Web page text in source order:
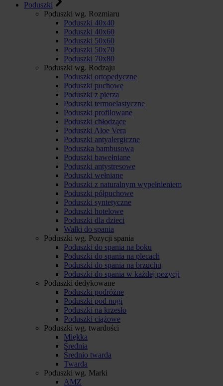
Poduszki
Poduszki wg. Rozmiaru
Poduszki 40x40
Poduszki 40x60
Poduszki 50x60
Poduszki 50x70
Poduszki 70x80
Poduszki wg. Rodzaju
Poduszki ortopedyczne
Poduszki puchowe
Poduszki z pierza
Poduszki termoelastyczne
Poduszki profilowane
Poduszki chłodzące
Poduszki Aloe Vera
Poduszki antyalergiczne
Poduszka bambusowa
Poduszki bawełniane
Poduszki antystresowe
Poduszki wełniane
Poduszki z naturalnym wypełnieniem
Poduszki półpuchowe
Poduszki syntetyczne
Poduszki hotelowe
Poduszki dla dzieci
Wałki do spania
Poduszki wg. Pozycji spania
Poduszki do spania na boku
Poduszki do spania na plecach
Poduszki do spania na brzuchu
Poduszki do spania w każdej pozycji
Poduszki dedykowane
Poduszki podróżne
Poduszki pod nogi
Poduszki na krzesło
Poduszki ciążowe
Poduszki wg. twardości
Miękka
Średnia
Średnio twarda
Twarda
Poduszki wg. Marki
AMZ